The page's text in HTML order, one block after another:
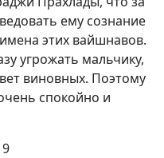
ему сознание
этих вайшнавов.
угрожать мальчику,
виновных. Поэтому
спокойно и